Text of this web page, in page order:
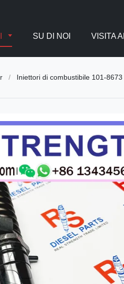
SU DI NOI VISITA
/ Iniettori di combustibile 101-